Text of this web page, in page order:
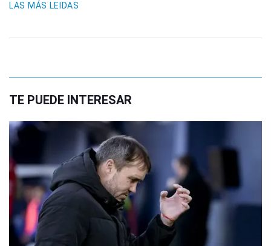
LAS MÁS LEIDAS
TE PUEDE INTERESAR